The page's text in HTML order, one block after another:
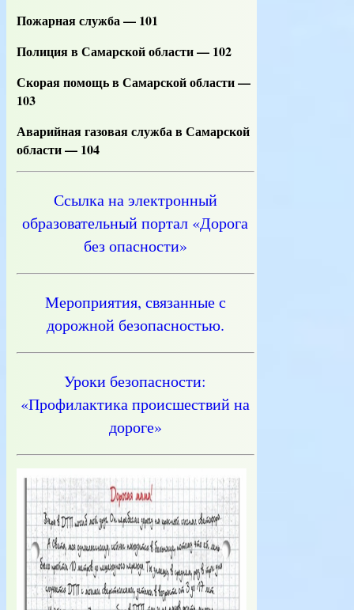
Пожарная служба — 101
Полиция в Самарской области — 102
Скорая помощь в Самарской области —
103
Аварийная газовая служба в Самарской
области — 104
Ссылка на электронный
образовательный портал «Дорога
без опасности»
Мероприятия, связанные с
дорожной безопасностью.
Уроки безопасности:
«Профилактика происшествий на
дороге»